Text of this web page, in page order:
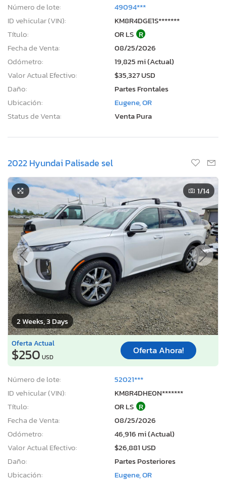
Número de lote:
49094***
ID vehicular (VIN):
KM8R4DGE1S*******
Título:
OR LS R
Fecha de Venta:
08/25/2026
Odómetro:
19,825 mi (Actual)
Valor Actual Efectivo:
$35,327 USD
Daño:
Partes Frontales
Ubicación:
Eugene, OR
Status de Venta:
Venta Pura
2022 Hyundai Palisade sel
2 Weeks, 3 Days
1/14
Oferta Actual
$250 USD
Oferta Ahora!
Número de lote:
52021***
ID vehicular (VIN):
KM8R4DHE0N*******
Título:
OR LS R
Fecha de Venta:
08/25/2026
Odómetro:
46,916 mi (Actual)
Valor Actual Efectivo:
$26,881 USD
Daño:
Partes Posteriores
Ubicación:
Eugene, OR